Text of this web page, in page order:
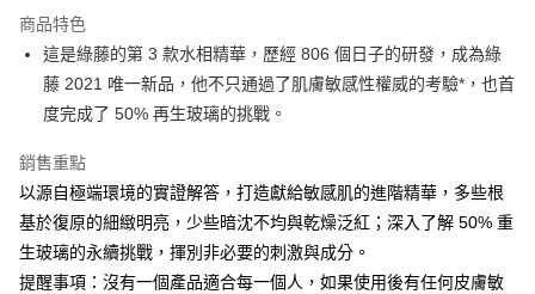
臺灣中小企業銀行
匯豐（台灣）商業銀行
華泰商業銀行
聯邦商業銀行
遠東國際商業銀行
元大商業銀行
台新國際商業銀行
台灣樂天信用卡公司
街口支付
悠遊付
Google Pay
全盈+PAY
大哥付你分期
相關說明
【大哥付你分期使用說明】
1.本服務由台灣大哥大提供，台灣大哥大用戶可立即使用無須另外申請。
AFTEE先享後付
商品特色
這是綠藤的第 3 款水相精華，歷經 806 個日子的研發，成為綠
藤 2021 唯一新品，他不只通過了肌膚敏感性權威的考驗*，也首
度完成了 50% 再生玻璃的挑戰。
銷售重點
以源自極端環境的實證解答，打造獻給敏感肌的進階精華，多些根
基於復原的細緻明亮，少些暗沈不均與乾燥泛紅；深入了解 50% 重
生玻璃的永續挑戰，揮別非必要的刺激與成分。
提醒事項：沒有一個產品適合每一個人，如果使用後有任何皮膚敏